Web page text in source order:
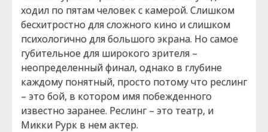
ходил по пятам человек с камерой. Слишком
бесхитростно для сложного кино и слишком
психологично для большого экрана. Но самое
губительное для широкого зрителя –
неопределенный финал, однако в глубине
каждому понятный, просто потому что реслинг
– это бой, в котором имя побежденного
известно заранее. Реслинг – это театр, и
Микки Рурк в нем актер.